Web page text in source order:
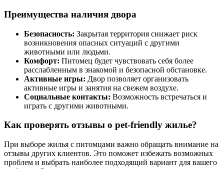
Преимущества наличия двора
Безопасность: Закрытая территория снижает риск
возникновения опасных ситуаций с другими
животными или людьми.
Комфорт: Питомец будет чувствовать себя более
расслабленным в знакомой и безопасной обстановке.
Активные игры: Двор позволяет организовать
активные игры и занятия на свежем воздухе.
Социальные контакты: Возможность встречаться и
играть с другими животными.
Как проверять отзывы о pet-friendly жилье?
При выборе жилья с питомцами важно обращать внимание на
отзывы других клиентов. Это поможет избежать возможных
проблем и выбрать наиболее подходящий вариант для вашего